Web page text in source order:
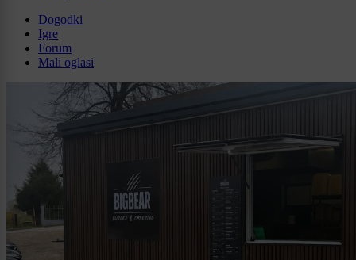
Dogodki
Igre
Forum
Mali oglasi